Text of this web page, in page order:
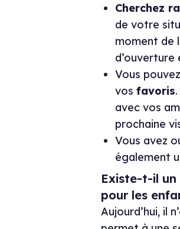
Cherchez
de votre
moment de
d’ouverture
Vous
vos favoris
avec vos
prochaine
Vous avez
également
Existe-t-il un
pour les
Aujourd’hui, il